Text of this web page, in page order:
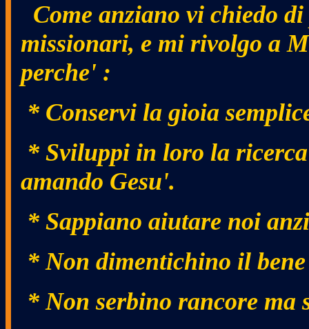
Come anziano vi chiedo
missionari, e mi rivolgo a
perche' :
* Conservi la gioia
* Sviluppi in loro la ricerca
amando Gesu'.
* Sappiano aiutare noi
* Non dimentichino il
* Non serbino rancore ma